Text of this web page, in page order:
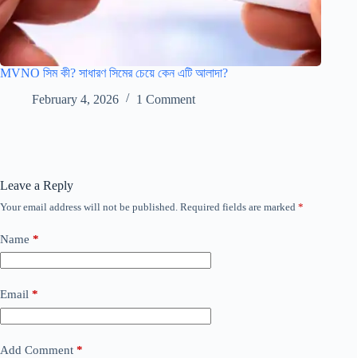
MVNO সিম কী? সাধারণ সিমের চেয়ে কেন এটি আলাদা?
February 4, 2026
1 Comment
Leave a Reply
Your email address will not be published. Required fields are marked *
Name *
Email *
Add Comment *